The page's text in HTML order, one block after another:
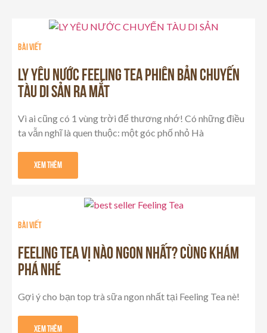
Bài viết
LY YÊU NƯỚC FEELING TEA PHIÊN BẢN CHUYẾN
TÀU DI SẢN RA MẮT
Vì ai cũng có 1 vùng trời để thương nhớ! Có những điều
ta vẫn nghĩ là quen thuộc: một góc phố nhỏ Hà
Xem Thêm
Bài viết
FEELING TEA VỊ NÀO NGON NHẤT? CÙNG KHÁM
PHÁ NHÉ
Gợi ý cho bạn top trà sữa ngon nhất tại Feeling Tea nè!
Xem Thêm